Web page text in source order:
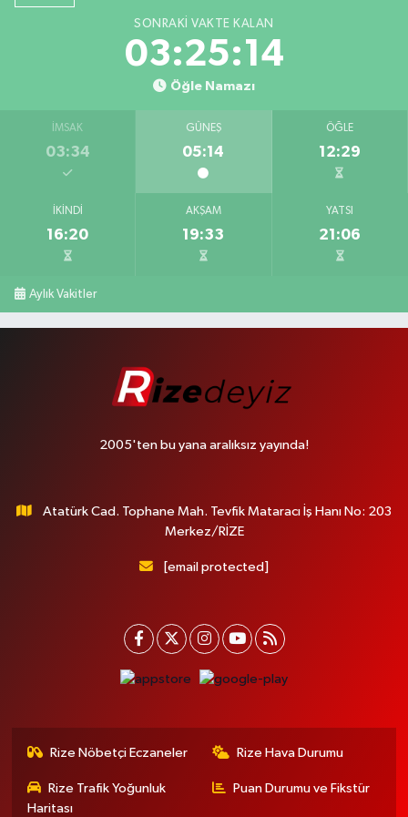
SONRAKI VAKTE KALAN
03:25:13
Öğle Namazı
İMSAK
03:34
GÜNEŞ
05:14
ÖĞLE
12:29
İKINDI
16:20
AKŞAM
19:33
YATSI
21:06
Aylık Vakitler
2005'ten bu yana aralıksız yayında!
Atatürk Cad. Tophane Mah. Tevfik Mataracı İş Hanı No: 203
Merkez/RİZE
[email protected]
Rize Nöbetçi Eczaneler Rize Hava Durumu
Rize Trafik Yoğunluk
Haritası
Puan Durumu ve Fikstür